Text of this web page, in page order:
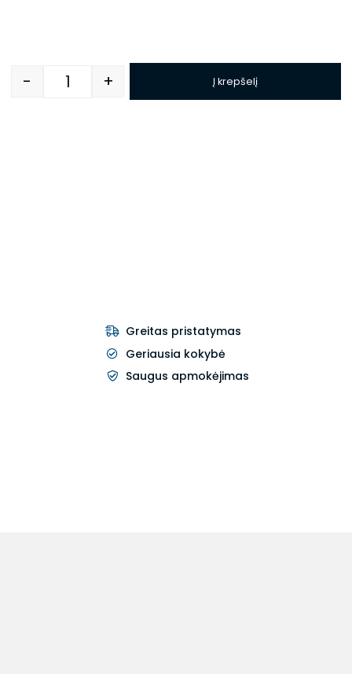
Quantity
- + Į krepšelį
Greitas pristatymas
Geriausia kokybė
Saugus apmokėjimas